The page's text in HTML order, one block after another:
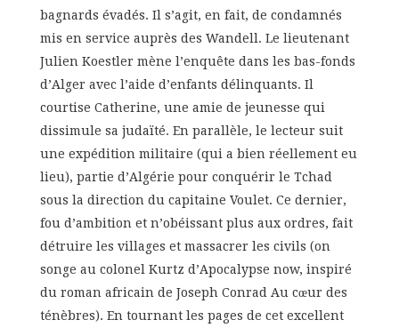
bagnards évadés. Il s’agit, en fait, de condamnés
mis en service auprès des Wandell. Le lieutenant
Julien Koestler mène l’enquête dans les bas-fonds
d’Alger avec l’aide d’enfants délinquants. Il
courtise Catherine, une amie de jeunesse qui
dissimule sa judaïté. En parallèle, le lecteur suit
une expédition militaire (qui a bien réellement eu
lieu), partie d’Algérie pour conquérir le Tchad
sous la direction du capitaine Voulet. Ce dernier,
fou d’ambition et n’obéissant plus aux ordres, fait
détruire les villages et massacrer les civils (on
songe au colonel Kurtz d’Apocalypse now, inspiré
du roman africain de Joseph Conrad Au cœur des
ténèbres). En tournant les pages de cet excellent